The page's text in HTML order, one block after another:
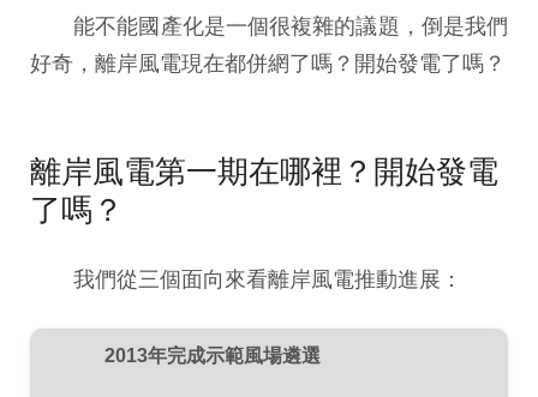
能不能國產化是一個很複雜的議題，倒是我們
好奇，離岸風電現在都併網了嗎？開始發電了嗎？
離岸風電第一期在哪裡？開始發電
了嗎？
我們從三個面向來看離岸風電推動進展：
2013年完成示範風場遴選